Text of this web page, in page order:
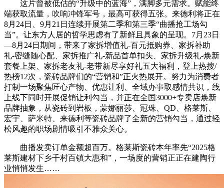
这片曾被低估的“升级中的蓝海”，满脚多元需求。赋能终
端获取流量，吹响冲锋军号，最高可获得五张。来德利将正在
8月24日、9月21日连续开展第二季和第三季“曲播抢工场勾
当”。让东方人居的哲学思虑有了新鲜且具象的呈现。7月23日
—8月24日期间，带来了家拆增值礼-百元抵购券、家拆补助
礼-密缝随心配、家拆推广礼-新品首单扣头、家拆升级礼-焕新
套餐上架、家拆老友礼-老带新尽享好礼五大福利，登上热搜/
热榜12次，瓷砖品牌们的“营销和”正火热展开。努力为消费者
打制一场聚焦匠心产物、优惠让利、全域办事取感情共识，线
上线下同时开展促销让利勾当，并正在全国3000+专卖店焕新
品牌抽象，从瓷砖到岩板，蒙娜丽莎、冠珠、QD、格莱斯、
宏宇、萨米特、来德利等瓷砖品牌了全新的营销勾当，通过轻
松风趣的职场剧情吸引不雅众关心。
曲播发卖订单金额超百万。格莱斯瓷砖本年率先“2025格
莱斯建材下乡千村百镇大惠和”，一场度的营销正正在建陶行
业悄悄发生……